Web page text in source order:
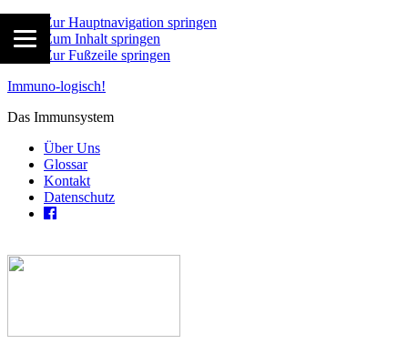
Zur Hauptnavigation springen
Zum Inhalt springen
Zur Fußzeile springen
Immuno-logisch!
Das Immunsystem
Über Uns
Glossar
Kontakt
Datenschutz